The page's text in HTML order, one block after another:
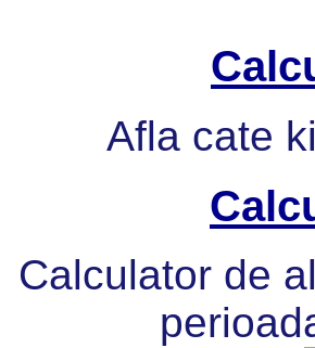
Afla cate
Calculator de